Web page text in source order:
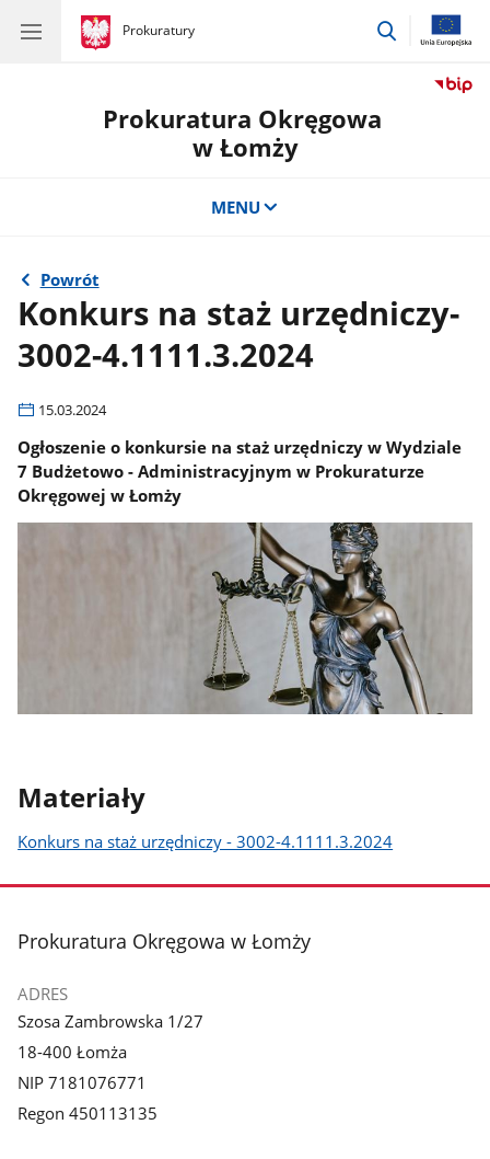
gov.pl
Prokuratury
gov.pl
Prokuratury
przejdź
Prokuratura Okręgowa
w Łomży
MENU
Powrót
Konkurs na staż urzędniczy-
3002-4.1111.3.2024
15.03.2024
Ogłoszenie o konkursie na staż urzędniczy w Wydziale
7 Budżetowo - Administracyjnym w Prokuraturze
Okręgowej w Łomży
Materiały
Konkurs na staż urzędniczy - 3002-4.1111.3.2024
stopka
Prokuratura Okręgowa w Łomży
ADRES
Szosa Zambrowska 1/27
18-400 Łomża
NIP 7181076771
Regon 450113135